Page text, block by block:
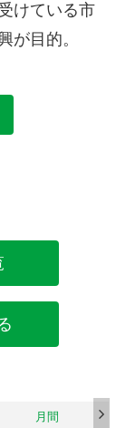
けている市
が目的。
月間